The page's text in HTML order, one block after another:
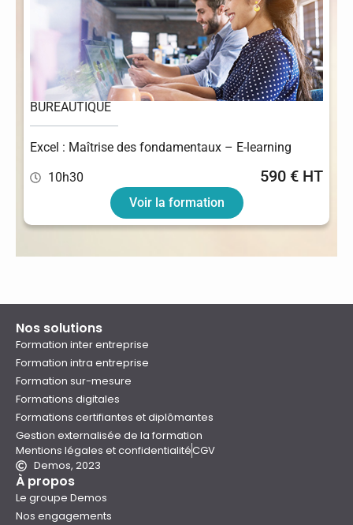
BUREAUTIQUE
Excel : Maîtrise des fondamentaux – E-learning
10h30 590 € HT
Voir la formation
Nos solutions
Formation inter entreprise
Formation intra entreprise
Formation sur-mesure
Formations digitales
Formations certifiantes et diplômantes
Gestion externalisée de la formation
Mentions légales et confidentialitéCGV
Demos, 2023
À propos
Le groupe Demos
Nos engagements